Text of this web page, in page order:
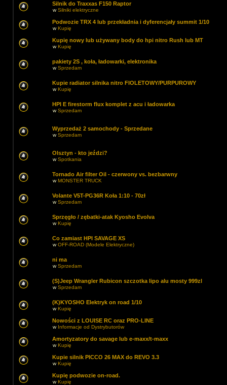
Silnik do Traxxas F150 Raptor
wSilniki elektryczne
Podwozie TRX 4 lub przekładnia i dyferencjały summit 1/10
wKupię
Kupię nowy lub używany body do hpi nitro Rush lub MT
wKupię
pakiety 2S , koła, ładowarki, elektronika
wSprzedam
Kupie radiator silnika nitro FIOLETOWY/PURPUROWY
wKupię
HPI E firestorm flux komplet z acu i ładowarka
wSprzedam
Wyprzedaż 2 samochody - Sprzedane
wSprzedam
Olsztyn - kto jeździ?
wSpotkania
Tornado Air filter Oil - czerwony vs. bezbarwny
wMONSTER TRUCK
Volante V5T-PG36R Koła 1:10 - 70zł
wSprzedam
Sprzęgło / zębatki-atak Kyosho Evolva
wKupię
Co zamiast HPI SAVAGE XS
wOFF-ROAD (Modele Elektryczne)
ni ma
wSprzedam
(S)Jeep Wrangler Rubicon szczotka lipo alu mosty 999zl
wSprzedam
(K)KYOSHO Elektryk on road 1/10
wKupię
Nowości z LOUISE RC oraz PRO-LINE
w Informacje od Dystrybutorów
Amortyzatory do savage lub e-maxx/t-maxx
wKupię
Kupie silnik PICCO 26 MAX do REVO 3.3
wKupię
Kupię podwozie on-road.
wKupię